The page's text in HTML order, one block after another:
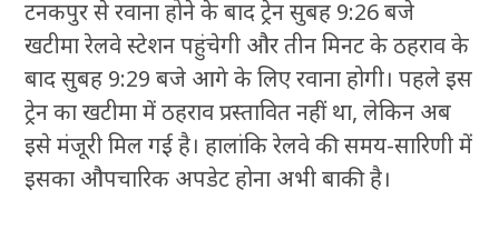
टनकपुर से रवाना होने के बाद ट्रेन सुबह 9:26 बजे
खटीमा रेलवे स्टेशन पहुंचेगी और तीन मिनट के ठहराव के
बाद सुबह 9:29 बजे आगे के लिए रवाना होगी। पहले इस
ट्रेन का खटीमा में ठहराव प्रस्तावित नहीं था, लेकिन अब
इसे मंजूरी मिल गई है। हालांकि रेलवे की समय-सारिणी में
इसका औपचारिक अपडेट होना अभी बाकी है।